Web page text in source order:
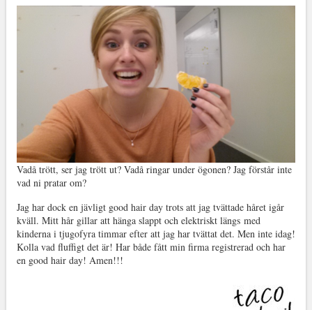
Vadå trött, ser jag trött ut? Vadå ringar under ögonen? Jag förstår inte
vad ni pratar om?
Jag har dock en jävligt good hair day trots att jag tvättade håret igår
kväll. Mitt hår gillar att hänga slappt och elektriskt längs med
kinderna i tjugofyra timmar efter att jag har tvättat det. Men inte idag!
Kolla vad fluffigt det är! Har både fått min firma registrerad och har
en good hair day! Amen!!!